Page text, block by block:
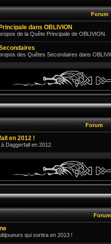
Forum
dans OBLIVION
de la Quête Principale de OBLIVION.
des Quêtes Secondaires dans
Forum
en 2012 !
Daggerfall en 2012.
qui sortira en 2013 !